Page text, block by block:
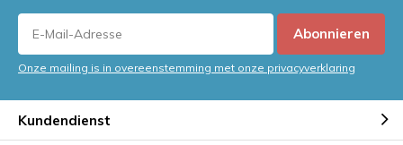
Abonnieren
Onze mailing is in overeenstemming met onze privacyverklaring
Kundendienst